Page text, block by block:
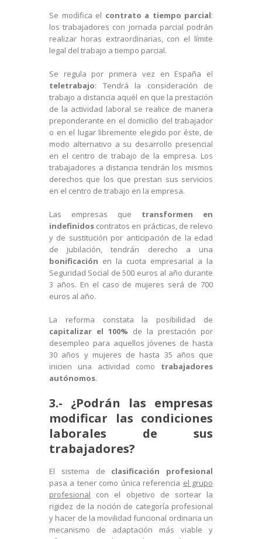
Se modifica el contrato a tiempo parcial:
los trabajadores con jornada parcial podrán
realizar horas extraordinarias, con el límite
legal del trabajo a tiempo parcial.
Se regula por primera vez en España el
teletrabajo: Tendrá la consideración de
trabajo a distancia aquél en que la prestación
de la actividad laboral se realice de manera
preponderante en el domicilio del trabajador
o en el lugar libremente elegido por éste, de
modo alternativo a su desarrollo presencial
en el centro de trabajo de la empresa. Los
trabajadores a distancia tendrán los mismos
derechos que los que prestan sus servicios
en el centro de trabajo en la empresa.
Las empresas que transformen en
indefinidos contratos en prácticas, de relevo
y de sustitución por anticipación de la edad
de jubilación, tendrán derecho a una
bonificación en la cuota empresarial a la
Seguridad Social de 500 euros al año durante
3 años. En el caso de mujeres será de 700
euros al año.
La reforma constata la posibilidad de
capitalizar el 100% de la prestación por
desempleo para aquellos jóvenes de hasta
30 años y mujeres de hasta 35 años que
inicien una actividad como trabajadores
autónomos.
3.- ¿Podrán las empresas
modificar las condiciones
laborales de sus
trabajadores?
El sistema de clasificación profesional
pasa a tener como única referencia el grupo
profesional con el objetivo de sortear la
rigidez de la noción de categoría profesional
y hacer de la movilidad funcional ordinaria un
mecanismo de adaptación más viable y